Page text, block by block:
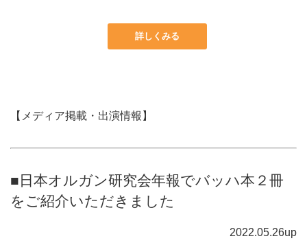
詳しくみる
【メディア掲載・出演情報】
■日本オルガン研究会年報でバッハ本２冊
をご紹介いただきました
2022.05.26up